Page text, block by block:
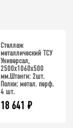
Стеллаж
металлический ТСУ
Универсал,
2500x1060x500
мм.Штанги: 2шт.
Полки: метал. перф.
4 шт.
18 641 ₽